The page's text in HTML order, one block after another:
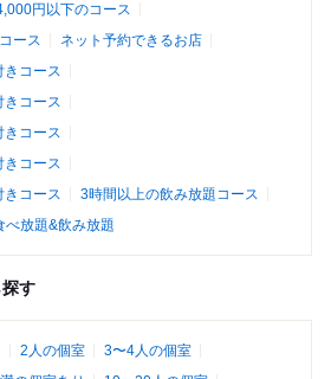
円以下のコース
ース
ネット予約できるお店
きコース
きコース
きコース
きコース
きコース
3時間以上の飲み放題コース
べ放題&飲み放題
す
2人の個室
3〜4人の個室